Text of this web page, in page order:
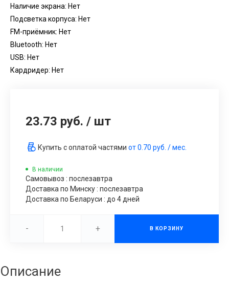
Наличие экрана: Нет
Подсветка корпуса: Нет
FM-приёмник: Нет
Bluetooth: Нет
USB: Нет
Кардридер: Нет
23.73 руб. / шт
Купить с оплатой частями от0.70 руб. / мес.
В наличии
Самовывоз : послезавтра
Доставка по Минску : послезавтра
Доставка по Беларуси : до 4 дней
- + В КОРЗИНУ
Описание